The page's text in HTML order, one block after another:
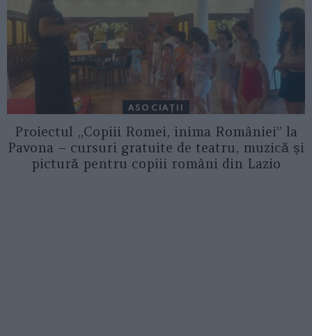
ASOCIAŢII
Proiectul „Copiii Romei, inima României” la
Pavona – cursuri gratuite de teatru, muzică și
pictură pentru copiii români din Lazio